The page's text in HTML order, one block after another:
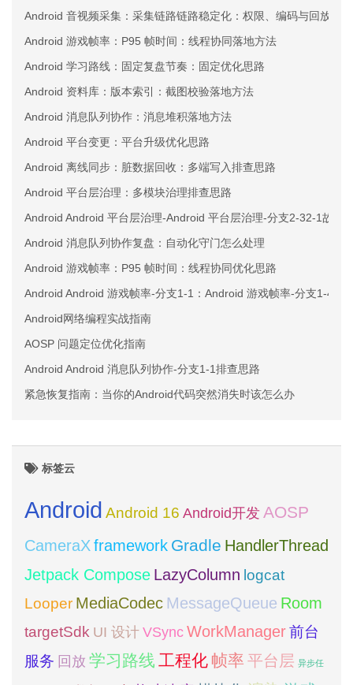
Android 音视频采集：采集链路链路稳定化：权限、编码与回放三
Android 游戏帧率：P95 帧时间：线程协同落地方法
Android 学习路线：固定复盘节奏：固定优化思路
Android 资料库：版本索引：截图校验落地方法
Android 消息队列协作：消息堆积落地方法
Android 平台变更：平台升级优化思路
Android 离线同步：脏数据回收：多端写入排查思路
Android 平台层治理：多模块治理排查思路
Android Android 平台层治理-Android 平台层治理-分支2-32-1故障
Android 消息队列协作复盘：自动化守门怎么处理
Android 游戏帧率：P95 帧时间：线程协同优化思路
Android Android 游戏帧率-分支1-1：Android 游戏帧率-分支1-4卡
Android网络编程实战指南
AOSP 问题定位优化指南
Android Android 消息队列协作-分支1-1排查思路
紧急恢复指南：当你的Android代码突然消失时该怎么办
标签云
Android Android 16 Android开发 AOSP
CameraXframework Gradle HandlerThread
Jetpack Compose LazyColumn logcat
Looper MediaCodec MessageQueue Room
targetSdk UI 设计 VSyncWorkManager前台
服务 回放 学习路线 工程化 帧率 平台层 异步任